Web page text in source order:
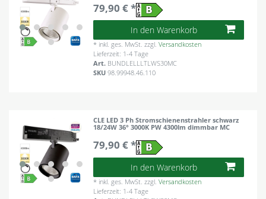
79,90 € *
In den Warenkorb
* inkl. ges. MwSt. zzgl.Versandkosten
Lieferzeit: 1-4 Tage
Art. BUNDLELLLTLWS30MC
SKU98.99948.46.110
CLE LED 3 Ph Stromschienenstrahler schwarz
18/24W 36° 3000K PW 4300lm dimmbar MC
79,90 € *
In den Warenkorb
* inkl. ges. MwSt. zzgl.Versandkosten
Lieferzeit: 1-4 Tage